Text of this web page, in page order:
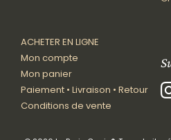
ACHETER EN LIGNE
Mon compte
Mon panier
Paiement • Livraison • Retour
Conditions de vente